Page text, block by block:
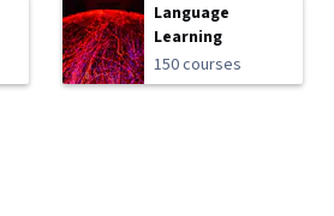
Language
Learning
150 courses